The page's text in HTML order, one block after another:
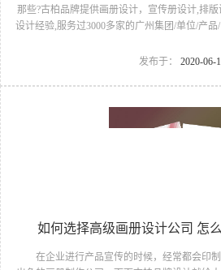
那些?古柏品牌提供画册设计，宣传册设计,排
设计经验,服务过3000多家的广州集团/单位/产
计 古柏品牌设计系品牌策划与推广，企业vi
自中央美院和清华美院，专业实力雄厚，成功
业CI及品牌战略推广任务，同时积累了丰富的
可。 古柏品牌设计专业团
发布于： 2020-06-
如何选择高级画册设计公司 怎
在企业进行产品宣传的时候，经常都会印制